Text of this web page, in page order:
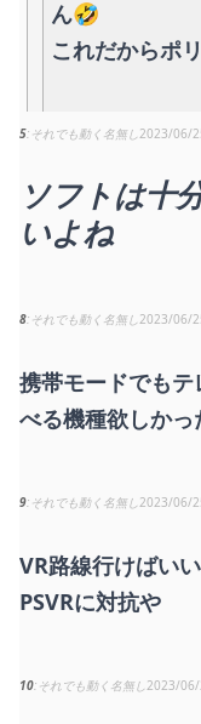
ん🤣
これだからポ
5 それでも動く名無し2023/06/
ソフトは十
いよね
8 それでも動く名無し2023/06/
携帯モードでも
べる機種欲しかっ
9 それでも動く名無し2023/06/
VR路線行けばい
PSVRに対抗や
10 それでも動く名無し2023/06/